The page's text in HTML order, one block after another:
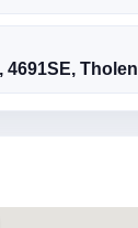
4691SE, Tholen